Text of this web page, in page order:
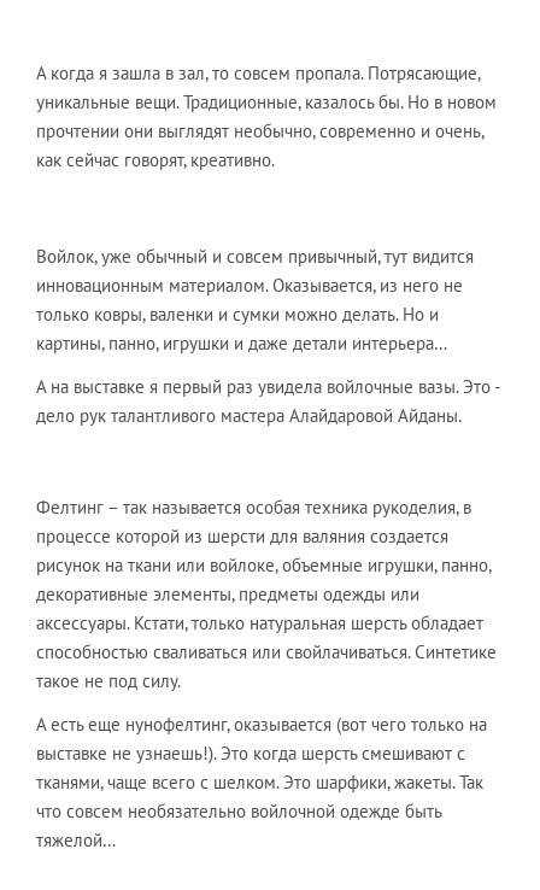
А когда я зашла в зал, то совсем пропала. Потрясающие,
уникальные вещи. Традиционные, казалось бы. Но в новом
прочтении они выглядят необычно, современно и очень,
как сейчас говорят, креативно.
Войлок, уже обычный и совсем привычный, тут видится
инновационным материалом. Оказывается, из него не
только ковры, валенки и сумки можно делать. Но и
картины, панно, игрушки и даже детали интерьера…
А на выставке я первый раз увидела войлочные вазы. Это -
дело рук талантливого мастера Алайдаровой Айданы.
Фелтинг – так называется особая техника рукоделия, в
процессе которой из шерсти для валяния создается
рисунок на ткани или войлоке, объемные игрушки, панно,
декоративные элементы, предметы одежды или
аксессуары. Кстати, только натуральная шерсть обладает
способностью сваливаться или свойлачиваться. Синтетике
такое не под силу.
А есть еще нунофелтинг, оказывается (вот чего только на
выставке не узнаешь!). Это когда шерсть смешивают с
тканями, чаще всего с шелком. Это шарфики, жакеты. Так
что совсем необязательно войлочной одежде быть
тяжелой…